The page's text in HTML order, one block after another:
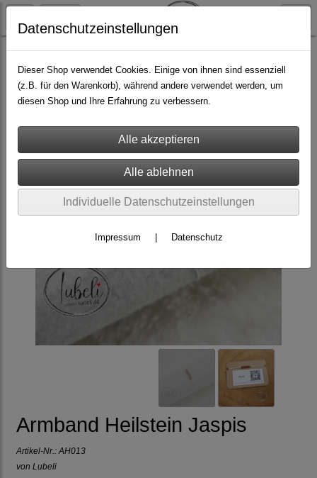
Armbänder Heilsteine
Armband Heilstein Jaspis
Artikel-Nr.: AH013
von Lubeli
Datenschutzeinstellungen
Dieser Shop verwendet Cookies. Einige von ihnen sind essenziell
(z.B. für den Warenkorb), während andere verwendet werden, um
diesen Shop und Ihre Erfahrung zu verbessern.
Individuelle Datenschutzeinstellungen
Impressum Datenschutz